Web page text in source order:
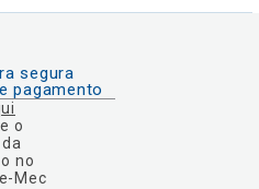
segura
pagamento
o
no
Mec